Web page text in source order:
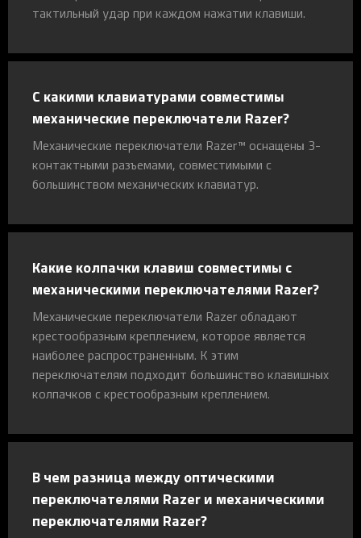
тактильный удар при каждом нажатии клавиши.
С какими клавиатурами совместимы
механические переключатели Razer?
Механические переключатели Razer™ оснащены 3-
контактными разъемами, совместимыми с
большинством механических клавиатур.
Какие колпачки клавиш совместимы с
механическими переключателями Razer?
Механические переключатели Razer обладают
крестообразным креплением, которое является
наиболее распространенным. К этим
переключателям подходит большинство клавишных
колпачков с крестообразным креплением.
В чем разница между оптическими
переключателями Razer и механическими
переключателями Razer?